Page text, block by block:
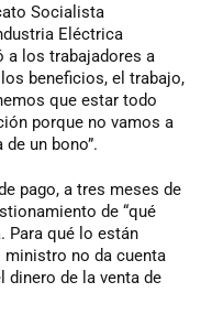
Socialista
Eléctrica
a los trabajadores a
beneficios, el trabajo,
que estar todo
porque no vamos a
un bono”.
pago, a tres meses de
de “qué
Para qué lo están
no da cuenta
dinero de la venta de